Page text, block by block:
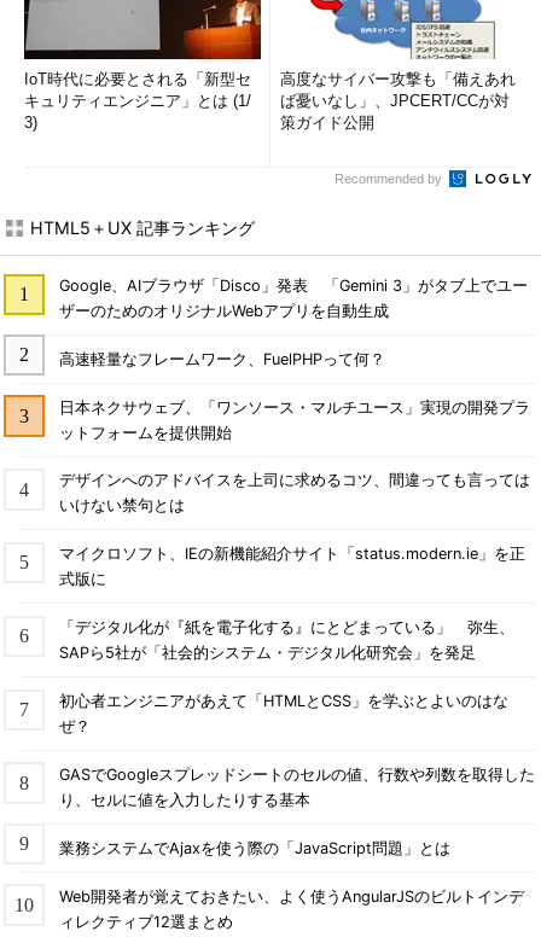
IoT時代に必要とされる「新型セ
キュリティエンジニア」とは (1/
3)
高度なサイバー攻撃も「備えあれ
ば憂いなし」、JPCERT/CCが対
策ガイド公開
Recommended by
HTML5＋UX 記事ランキング
Google、AIブラウザ「Disco」発表 「Gemini 3」がタブ上でユー
ザーのためのオリジナルWebアプリを自動生成
高速軽量なフレームワーク、FuelPHPって何？
日本ネクサウェブ、「ワンソース・マルチユース」実現の開発プラ
ットフォームを提供開始
デザインへのアドバイスを上司に求めるコツ、間違っても言っては
いけない禁句とは
マイクロソフト、IEの新機能紹介サイト「status.modern.ie」を正
式版に
「デジタル化が『紙を電子化する』にとどまっている」 弥生、
SAPら5社が「社会的システム・デジタル化研究会」を発足
初心者エンジニアがあえて「HTMLとCSS」を学ぶとよいのはな
ぜ？
GASでGoogleスプレッドシートのセルの値、行数や列数を取得した
り、セルに値を入力したりする基本
業務システムでAjaxを使う際の「JavaScript問題」とは
Web開発者が覚えておきたい、よく使うAngularJSのビルトインデ
ィレクティブ12選まとめ